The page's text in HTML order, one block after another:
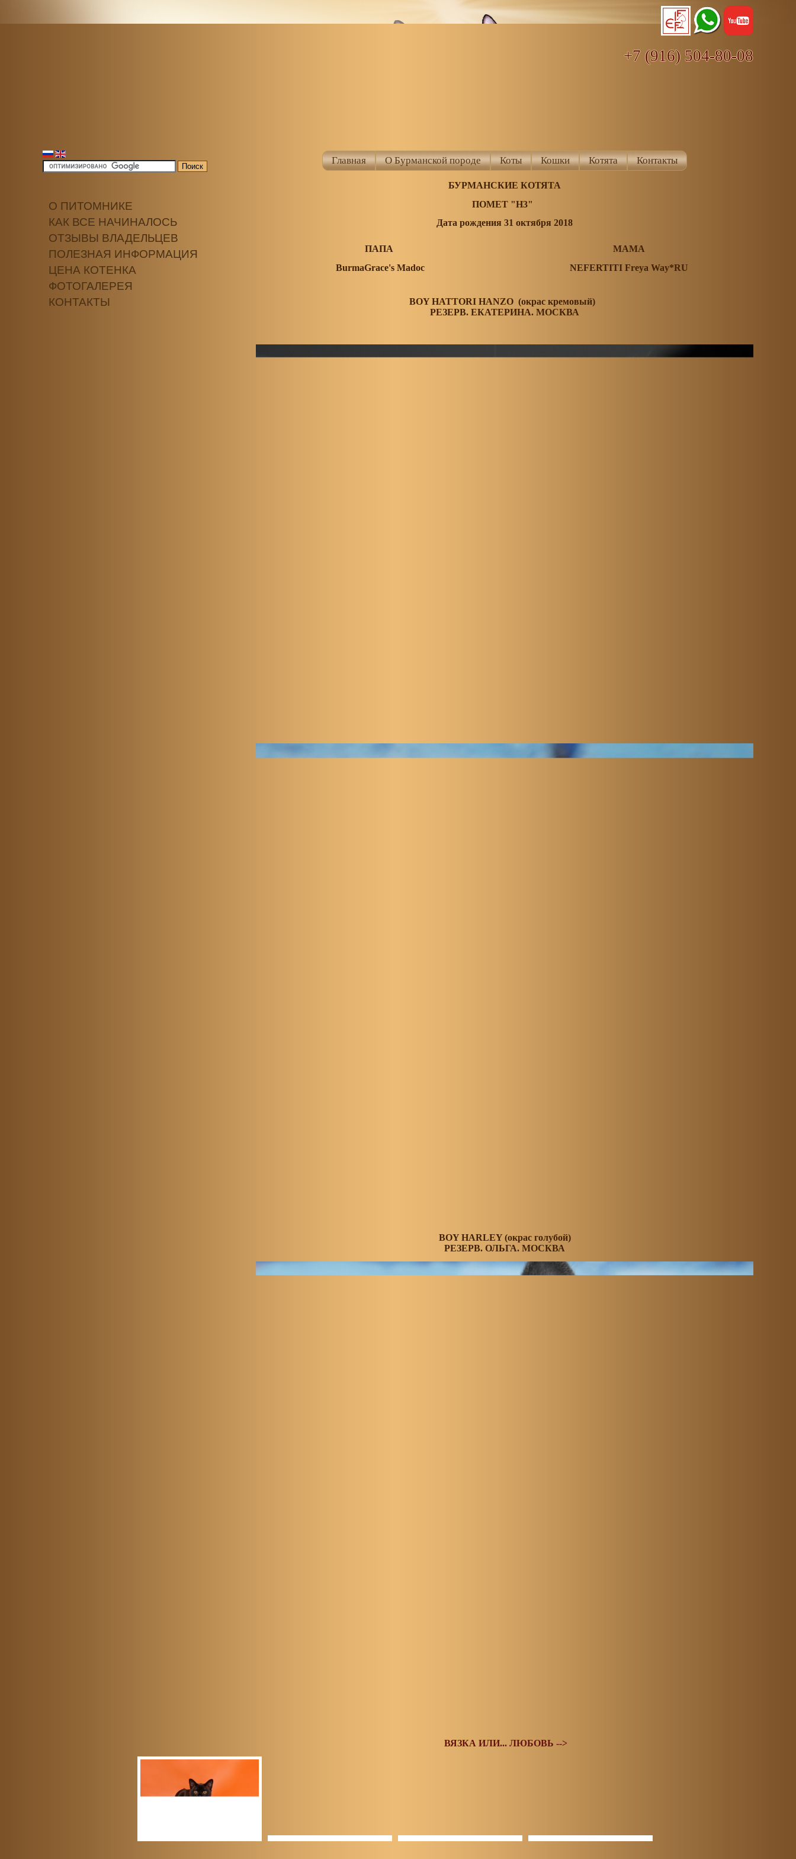
+7 (916) 504-80-08
Главная О Бурманской породе Коты Кошки Котята Контакты
О ПИТОМНИКЕ
КАК ВСЕ НАЧИНАЛОСЬ
ОТЗЫВЫ ВЛАДЕЛЬЦЕВ
ПОЛЕЗНАЯ ИНФОРМАЦИЯ
ЦЕНА КОТЕНКА
ФОТОГАЛЕРЕЯ
КОНТАКТЫ
БУРМАНСКИЕ КОТЯТА
ПОМЕТ "H3"
Дата рождения 31 октября 2018
ПАПА
BurmaGrace's Madoc
МАМА
NEFERTITI Freya Way*RU
BOY HATTORI HANZO (окрас кремовый)
РЕЗЕРВ. ЕКАТЕРИНА. МОСКВА
BOY HARLEY (окрас голубой)
РЕЗЕРВ. ОЛЬГА. МОСКВА
ВЯЗКА ИЛИ... ЛЮБОВЬ -->